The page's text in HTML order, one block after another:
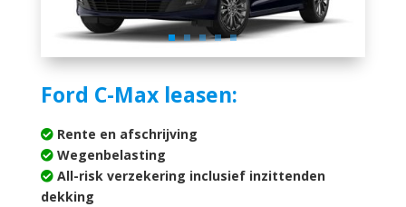
Ford C-Max leasen:
Rente en afschrijving
Wegenbelasting
All-risk verzekering inclusief inzittenden
dekking